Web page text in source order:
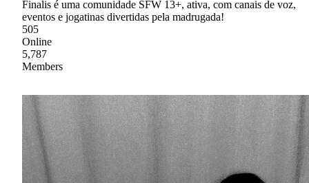
Finalis é uma comunidade SFW 13+, ativa, com canais de voz,
eventos e jogatinas divertidas pela madrugada!
505
Online
5,787
Members